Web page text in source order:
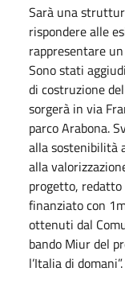
Sarà una
rispondere alle
rappresentare
Sono stati
di costruzione
sorgerà in via
parco Arabona.
alla sostenibilità
alla
progetto, redatto
finanziato con
ottenuti dal
bando Miur del
l’Italia di domani”.